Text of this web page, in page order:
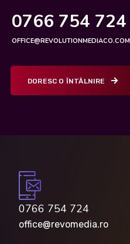
0766 754 724
OFFICE@REVOLUTIONMEDIACO.COM
DORESC O ÎNTÂLNIRE
0766 754 724
office@revomedia.ro